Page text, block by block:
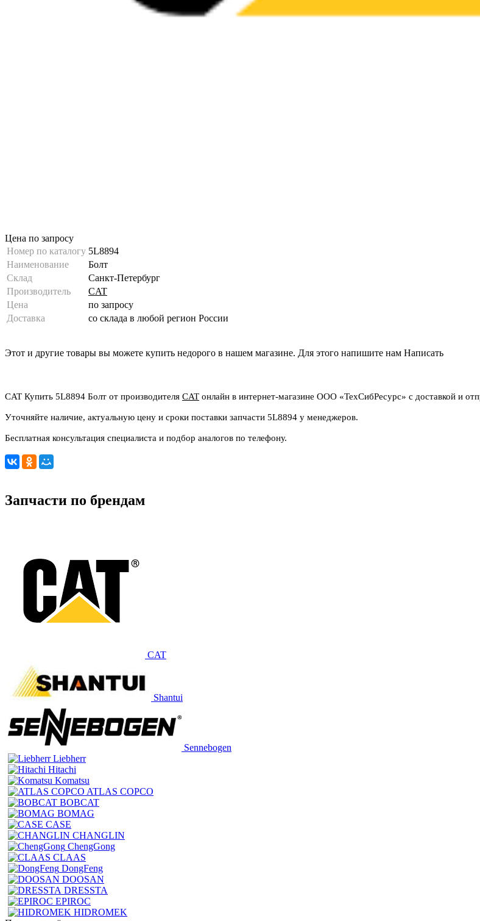
Цена по запросу
Номер по каталогу 5L8894
Наименование
Болт
Склад
Санкт-Петербург
Производитель
CAT
Цена
по запросу
Доставка
со склада в любой регион России
Этот и другие товары вы можете купить недорого в нашем магазине. Для этого напишите нам Написать
CAT Купить 5L8894 Болт от производителя CAT онлайн в интернет-магазине ООО «ТехСибРесурс» с доставкой и
Уточняйте наличие, актуальную цену и сроки поставки запчасти 5L8894 у менеджеров.
Бесплатная консультация специалиста и подбор аналогов по телефону.
Запчасти по брендам
CAT
Shantui
Sennebogen
Liebherr
Hitachi
Komatsu
ATLAS COPCO
BOBCAT
BOMAG
CASE
CHANGLIN
ChengGong
CLAAS
DongFeng
DOOSAN
DRESSTA
EPIROC
HIDROMEK